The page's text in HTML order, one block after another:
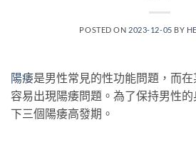
POSTED ON 2023-12-05 BY
陽痿是男性常見的性功能問題，而
容易出現陽痿問題。為了保持男性
下三個陽痿高發期。